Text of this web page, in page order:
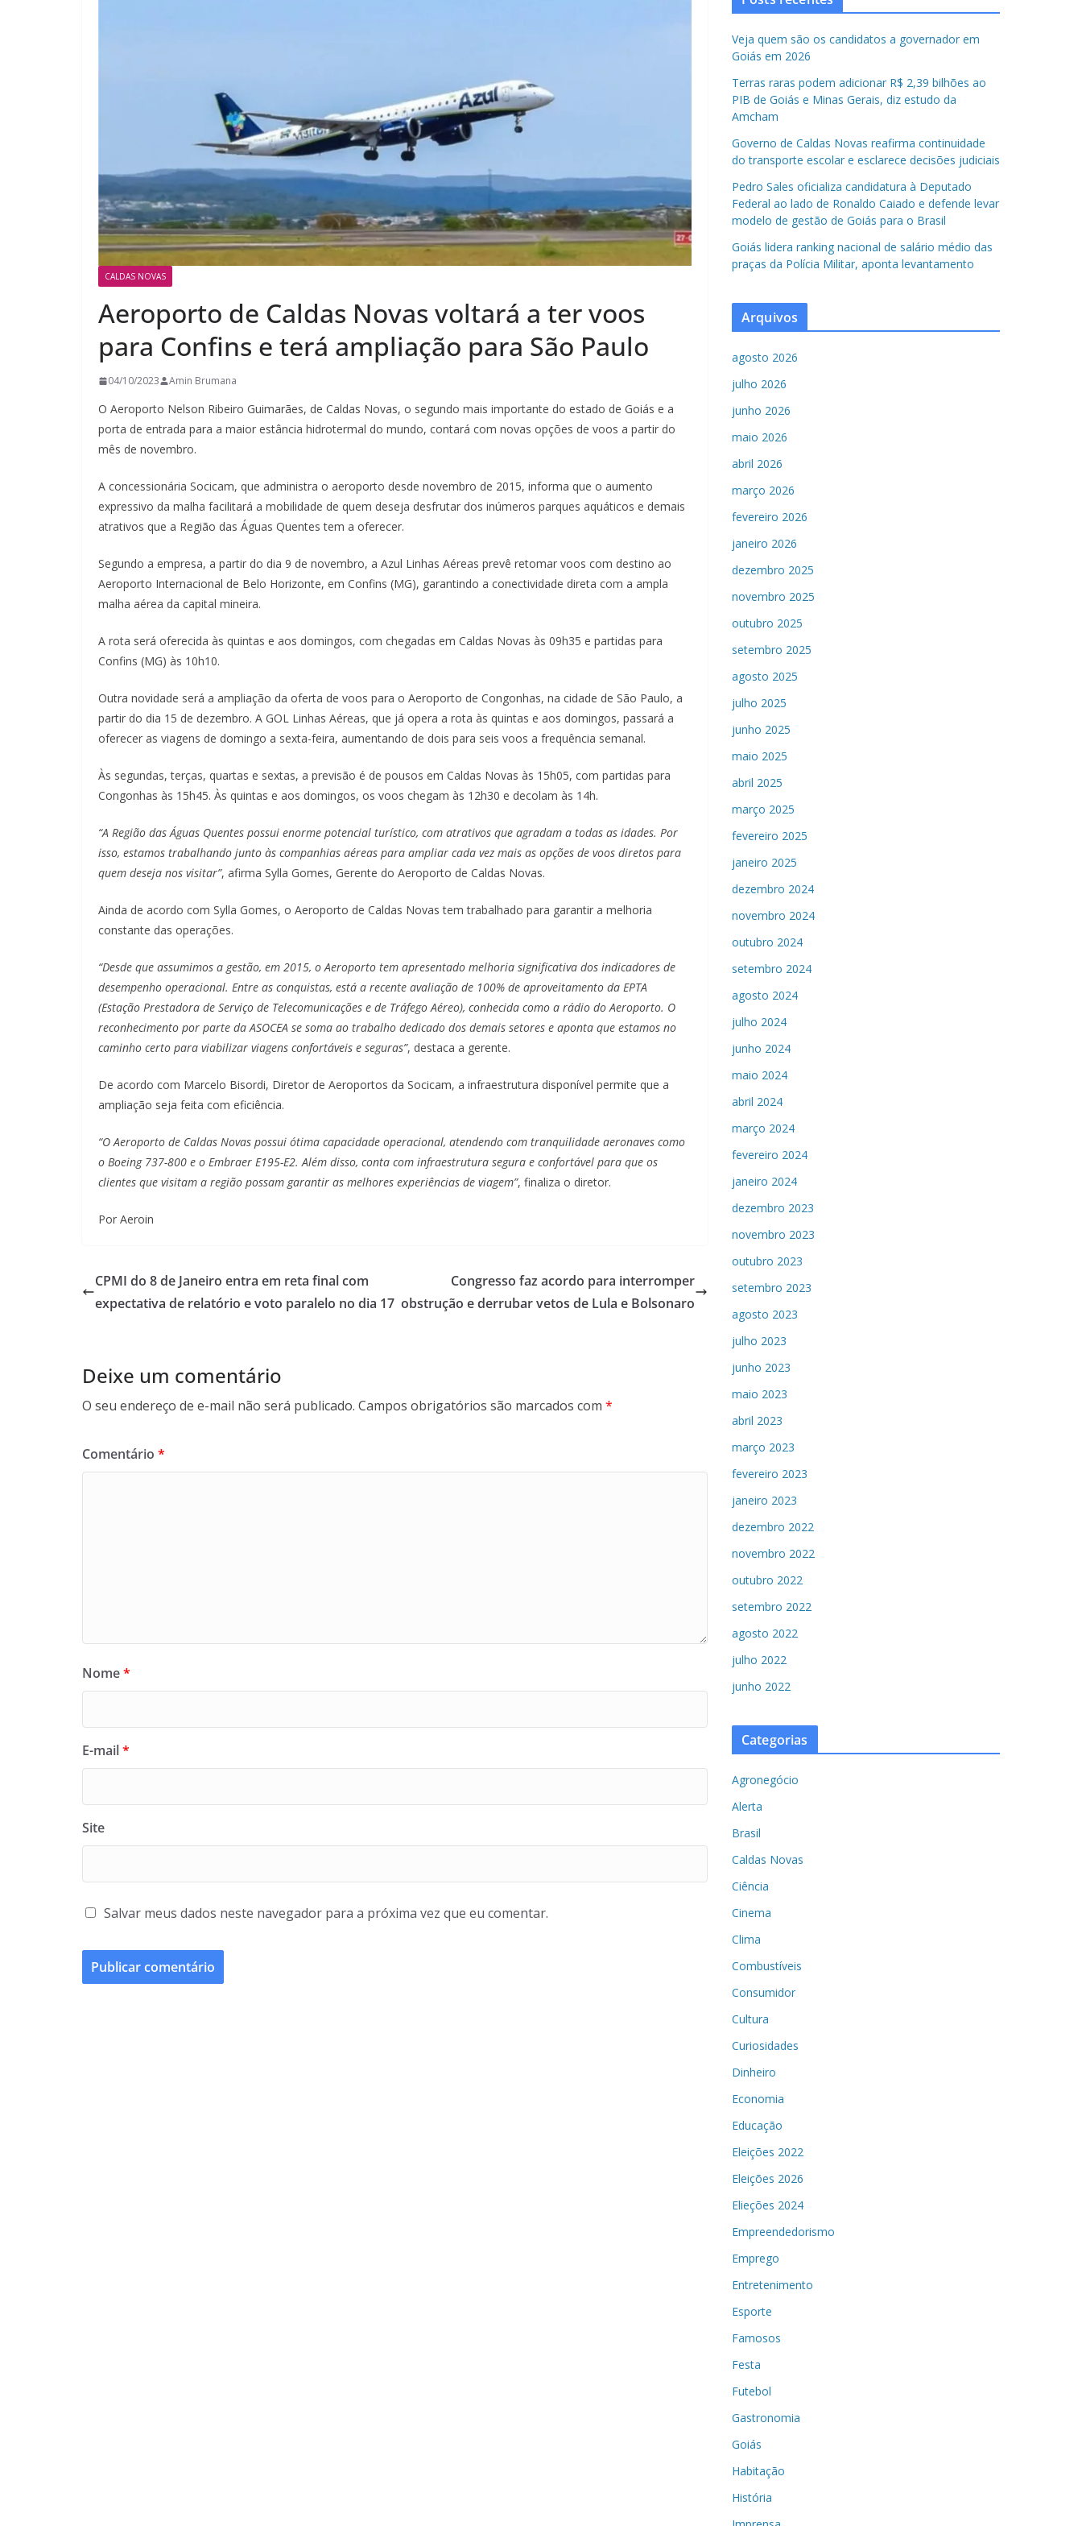
CALDAS NOVAS
Aeroporto de Caldas Novas voltará a ter voos
para Confins e terá ampliação para São Paulo
04/10/2023 Amin Brumana
O Aeroporto Nelson Ribeiro Guimarães, de Caldas Novas, o segundo mais importante do estado de Goiás e a
porta de entrada para a maior estância hidrotermal do mundo, contará com novas opções de voos a partir do
mês de novembro.
A concessionária Socicam, que administra o aeroporto desde novembro de 2015, informa que o aumento
expressivo da malha facilitará a mobilidade de quem deseja desfrutar dos inúmeros parques aquáticos e demais
atrativos que a Região das Águas Quentes tem a oferecer.
Segundo a empresa, a partir do dia 9 de novembro, a Azul Linhas Aéreas prevê retomar voos com destino ao
Aeroporto Internacional de Belo Horizonte, em Confins (MG), garantindo a conectividade direta com a ampla
malha aérea da capital mineira.
A rota será oferecida às quintas e aos domingos, com chegadas em Caldas Novas às 09h35 e partidas para
Confins (MG) às 10h10.
Outra novidade será a ampliação da oferta de voos para o Aeroporto de Congonhas, na cidade de São Paulo, a
partir do dia 15 de dezembro. A GOL Linhas Aéreas, que já opera a rota às quintas e aos domingos, passará a
oferecer as viagens de domingo a sexta-feira, aumentando de dois para seis voos a frequência semanal.
Às segundas, terças, quartas e sextas, a previsão é de pousos em Caldas Novas às 15h05, com partidas para
Congonhas às 15h45. Às quintas e aos domingos, os voos chegam às 12h30 e decolam às 14h.
“A Região das Águas Quentes possui enorme potencial turístico, com atrativos que agradam a todas as idades. Por
isso, estamos trabalhando junto às companhias aéreas para ampliar cada vez mais as opções de voos diretos para
quem deseja nos visitar”, afirma Sylla Gomes, Gerente do Aeroporto de Caldas Novas.
Ainda de acordo com Sylla Gomes, o Aeroporto de Caldas Novas tem trabalhado para garantir a melhoria
constante das operações.
“Desde que assumimos a gestão, em 2015, o Aeroporto tem apresentado melhoria significativa dos indicadores de
desempenho operacional. Entre as conquistas, está a recente avaliação de 100% de aproveitamento da EPTA
(Estação Prestadora de Serviço de Telecomunicações e de Tráfego Aéreo), conhecida como a rádio do Aeroporto. O
reconhecimento por parte da ASOCEA se soma ao trabalho dedicado dos demais setores e aponta que estamos no
caminho certo para viabilizar viagens confortáveis e seguras”, destaca a gerente.
De acordo com Marcelo Bisordi, Diretor de Aeroportos da Socicam, a infraestrutura disponível permite que a
ampliação seja feita com eficiência.
“O Aeroporto de Caldas Novas possui ótima capacidade operacional, atendendo com tranquilidade aeronaves como
o Boeing 737-800 e o Embraer E195-E2. Além disso, conta com infraestrutura segura e confortável para que os
clientes que visitam a região possam garantir as melhores experiências de viagem”, finaliza o diretor.
Por Aeroin
CPMI do 8 de Janeiro entra em reta final com
expectativa de relatório e voto paralelo no dia 17
Congresso faz acordo para interromper
obstrução e derrubar vetos de Lula e Bolsonaro
Deixe um comentário
O seu endereço de e-mail não será publicado. Campos obrigatórios são marcados com *
Comentário *
Nome*
E-mail*
Site
Salvar meus dados neste navegador para a próxima vez que eu comentar.
Veja quem são os candidatos a governador em
Goiás em 2026
Terras raras podem adicionar R$ 2,39 bilhões ao
PIB de Goiás e Minas Gerais, diz estudo da
Amcham
Governo de Caldas Novas reafirma continuidade
do transporte escolar e esclarece decisões judiciais
Pedro Sales oficializa candidatura à Deputado
Federal ao lado de Ronaldo Caiado e defende levar
modelo de gestão de Goiás para o Brasil
Goiás lidera ranking nacional de salário médio das
praças da Polícia Militar, aponta levantamento
Arquivos
agosto 2026
julho 2026
junho 2026
maio 2026
abril 2026
março 2026
fevereiro 2026
janeiro 2026
dezembro 2025
novembro 2025
outubro 2025
setembro 2025
agosto 2025
julho 2025
junho 2025
maio 2025
abril 2025
março 2025
fevereiro 2025
janeiro 2025
dezembro 2024
novembro 2024
outubro 2024
setembro 2024
agosto 2024
julho 2024
junho 2024
maio 2024
abril 2024
março 2024
fevereiro 2024
janeiro 2024
dezembro 2023
novembro 2023
outubro 2023
setembro 2023
agosto 2023
julho 2023
junho 2023
maio 2023
abril 2023
março 2023
fevereiro 2023
janeiro 2023
dezembro 2022
novembro 2022
outubro 2022
setembro 2022
agosto 2022
julho 2022
junho 2022
Categorias
Agronegócio
Alerta
Brasil
Caldas Novas
Ciência
Cinema
Clima
Combustíveis
Consumidor
Cultura
Curiosidades
Dinheiro
Economia
Educação
Eleições 2022
Eleições 2026
Elieções 2024
Empreendedorismo
Emprego
Entretenimento
Esporte
Famosos
Festa
Futebol
Gastronomia
Goiás
Habitação
História